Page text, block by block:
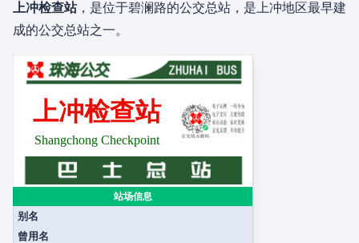
上冲检查站，是位于碧澜路的公交总站，是上冲地区最早建
成的公交总站之一。
上冲检查站
Shangchong Checkpoint
站场信息
别名
曾用名